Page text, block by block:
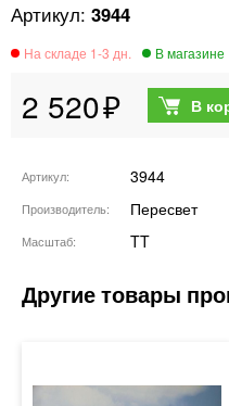
3944
2 520
Артикул 3944
Производитель Пересвет
Масштаб TT